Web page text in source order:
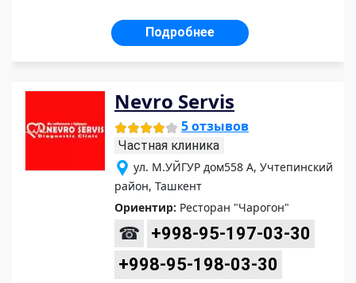
Подробнее
Nevro Servis
5 отзывов
Частная клиника
ул. М.УЙГУР дом558 А, Учтепинский
район, Ташкент
Ориентир: Ресторан "Чарогон"
☎
+998-95-197-03-30
+998-95-198-03-30